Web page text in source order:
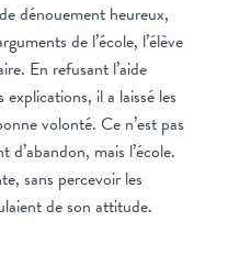
dénouement heureux,
de l’école, l’élève
En refusant l’aide
il a laissé les
volonté. Ce n’est pas
mais l’école.
sans percevoir les
de son attitude.